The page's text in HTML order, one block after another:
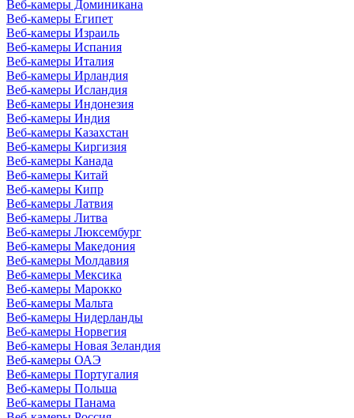
Веб-камеры Доминикана
Веб-камеры Египет
Веб-камеры Израиль
Веб-камеры Испания
Веб-камеры Италия
Веб-камеры Ирландия
Веб-камеры Исландия
Веб-камеры Индонезия
Веб-камеры Индия
Веб-камеры Казахстан
Веб-камеры Киргизия
Веб-камеры Канада
Веб-камеры Китай
Веб-камеры Кипр
Веб-камеры Латвия
Веб-камеры Литва
Веб-камеры Люксембург
Веб-камеры Македония
Веб-камеры Молдавия
Веб-камеры Мексика
Веб-камеры Марокко
Веб-камеры Мальта
Веб-камеры Нидерланды
Веб-камеры Норвегия
Веб-камеры Новая Зеландия
Веб-камеры ОАЭ
Веб-камеры Португалия
Веб-камеры Польша
Веб-камеры Панама